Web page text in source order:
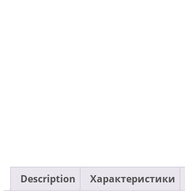
Description Характеристики